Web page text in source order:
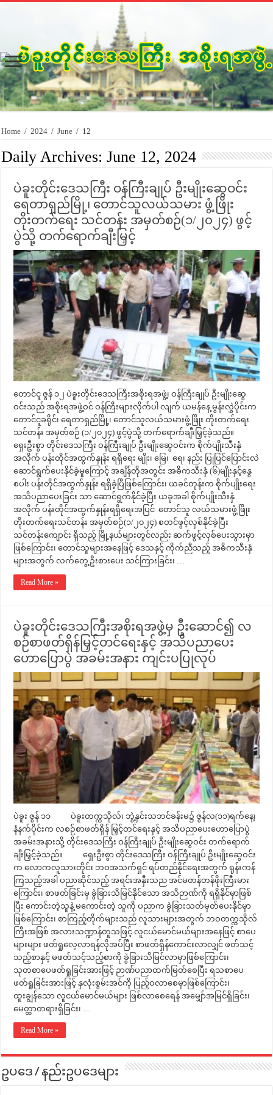
Home / 2024 / June / 12
Daily Archives:June 12, 2024
ပဲခူးတိုင်းဒေသကြီး ဝန်ကြီးချုပ် ဦးမျိုးဆွေဝင်း
ရေတာရှည်မြို့၊ တောင်သူလယ်သမား ဖွံ့ဖြိုး
တိုးတက်ရေး သင်တန်း အမှတ်စဉ်(၁/၂၀၂၄) ဖွင့်
ပွဲသို့ တက်ရောက်ချီးမြှင့်
တောင်ငူ ဇွန် ၁၂ ပဲခူးတိုင်းဒေသကြီးအစိုးရအဖွဲ့၊ ဝန်ကြီးချုပ် ဦးမျိုးဆွေ
ဝင်းသည် အစိုးရအဖွဲ့ဝင် ဝန်ကြီးများလိုက်ပါ လျက် ယမန်နေ့ မွန်းလွှဲပိုင်းက
တောင်ငူခရိုင်၊ ရေတာရှည်မြို့၊ တောင်သူလယ်သမားဖွံ့ဖြိုး တိုးတက်ရေး
သင်တန်း အမှတ်စဉ် (၁/၂၀၂၄) ဖွင့်ပွဲသို့ တက်ရောက်ချီးမြှင့်ခဲ့သည်။
ရှေးဦးစွာ တိုင်းဒေသကြီး ဝန်ကြီးချုပ် ဦးမျိုးဆွေဝင်းက စိုက်ပျိုးသီးနှံ
အလိုက် ပန်းတိုင်အထွက်နှုန်း ရရှိရေး မျိုး၊ မြေ၊ ရေ၊ နည်း ပြုပြင်ပြောင်းလဲ
ဆောင်ရွက်ပေးနိုင်ခဲ့မှုကြောင့် အချိန်တိုအတွင်း အဓိကသီးနှံ (၆)မျိုးနှင့်နွေ
စပါး ပန်းတိုင်အထွက်နှုန်း ရရှိခဲ့ပြီဖြစ်ကြောင်း၊ ယခင်တုန်းက စိုက်ပျိုးရေး
အသိပညာပေးခြင်း သာ ဆောင်ရွက်နိုင်ခဲ့ပြီး ယခုအခါ စိုက်ပျိုးသီးနှံ
အလိုက် ပန်းတိုင်အထွက်နှုန်းရရှိရေးအပြင် တောင်သူ လယ်သမားဖွံ့ဖြိုး
တိုးတက်ရေးသင်တန်း အမှတ်စဉ်(၁/၂၀၂၄) စတင်ဖွင့်လှစ်နိုင်ခဲ့ပြီး
သင်တန်းကျောင်း ရှိသည့် မြို့နယ်များတွင်လည်း ဆက်ဖွင့်လှစ်ပေးသွားမှာ
ဖြစ်ကြောင်း၊ တောင်သူများအနေဖြင့် ဒေသနှင့် ကိုက်ညီသည့် အဓိကသီးနှံ
များအတွက် လက်တွေ့ဦးစားပေး သင်ကြားခြင်း၊ …
Read More »
ပဲခူးတိုင်းဒေသကြီးအစိုးရအဖွဲ့မှ ဦးဆောင်၍ လ
စဉ်စာဖတ်ရှိန်မြှင့်တင်ရေးနှင့် အသိပညာပေး
ဟောပြောပွဲ အခမ်းအနား ကျင်းပပြုလုပ်
ပဲခူး ဇွန် ၁၁ ပဲခူးတက္ကသိုလ်၊ ဘွဲ့နှင်းသဘင်ခန်းမ၌ ဇွန်လ(၁၁)ရက်နေ့၊
နံနက်ပိုင်းက လစဉ်စာဖတ်ရှိန် မြှင့်တင်ရေးနှင့် အသိပညာပေးဟောပြောပွဲ
အခမ်းအနားသို့ တိုင်းဒေသကြီး ဝန်ကြီးချုပ် ဦးမျိုးဆွေဝင်း တက်ရောက်
ချီးမြှင့်ခဲ့သည်။ ရှေးဦးစွာ တိုင်းဒေသကြီး ဝန်ကြီးချုပ် ဦးမျိုးဆွေဝင်း
က လောကလူသားတိုင်း ဘဝအသက်ရှင် ရပ်တည်နိုင်ရေးအတွက် ရုန်းကန်
ကြသည့်အခါ ပညာဆိုင်သည့် အရင်းအနှီးသည အင်မတန်တန်ဖိုးကြီးမား
ကြောင်း၊ စာဖတ်ခြင်းမှ ခွဲခြားသိမြင်နိုင်သော အသိဉာဏ်ကို ရရှိနိုင်မှာဖြစ်
ပြီး ကောင်းတဲ့သူနဲ့ မကောင်းတဲ့ သူကို ပညာက ခွဲခြားသတ်မှတ်ပေးနိုင်မှာ
ဖြစ်ကြောင်း၊ စာကြည့်တိုက်များသည် လူသားများအတွက် ဘဝတက္ကသိုလ်
ကြီးအဖြစ် အလားသဏ္ဍာန်တူသဖြင့် လူငယ်မောင်မယ်များအနေဖြင့် စာပေ
များများ ဖတ်ရှုလေ့လာရန်လိုအပ်ပြီး စာဖတ်ရှိန်ကောင်းလာလျှင် ဖတ်သင့်
သည့်စာနှင့် မဖတ်သင့်သည့်စာကို ခွဲခြားသိမြင်လာမှာဖြစ်ကြောင်း၊
သုတစာပေဖတ်ရှုခြင်းအားဖြင့် ဉာဏ်ပညာထက်မြတ်စေပြီး ရသစာပေ
ဖတ်ရှုခြင်းအားဖြင့် နှလုံးစွမ်းအင်ကို ပြည့်ဝလာစေမှာဖြစ်ကြောင်း၊
ထူးချွန်သော လူငယ်မောင်မယ်များ ဖြစ်လာစေရေန် အမျှော်အမြင်ရှိခြင်း၊
မေတ္တာတရားရှိခြင်း၊ …
Read More »
ဥပဒေ / နည်းဥပဒေများ